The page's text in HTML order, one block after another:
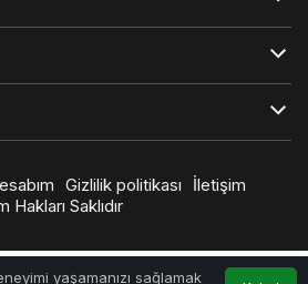
yaşamanızı sağlamak
Gizlilik politikası
İletişim
Saklıdır